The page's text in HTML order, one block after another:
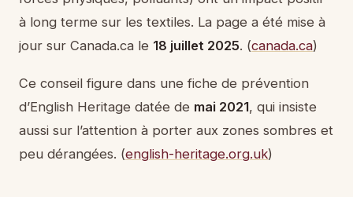
à long terme sur les textiles. La page a été mise à
jour sur Canada.ca le 18 juillet 2025. (canada.ca)
Ce conseil figure dans une fiche de prévention
d’English Heritage datée de mai 2021, qui insiste
aussi sur l’attention à porter aux zones sombres et
peu dérangées. (english-heritage.org.uk)